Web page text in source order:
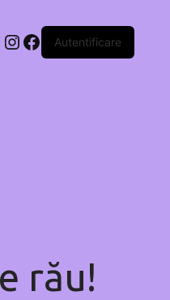
Autentificare
rău!